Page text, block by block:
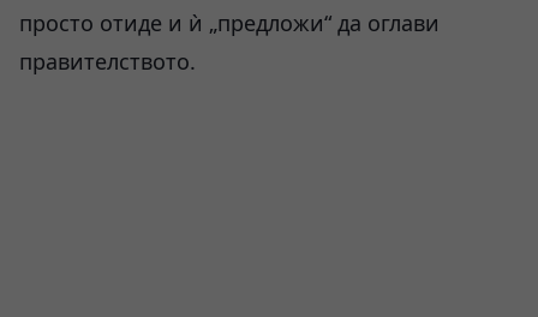
просто отиде и ѝ „предложи“ да оглави
правителството.